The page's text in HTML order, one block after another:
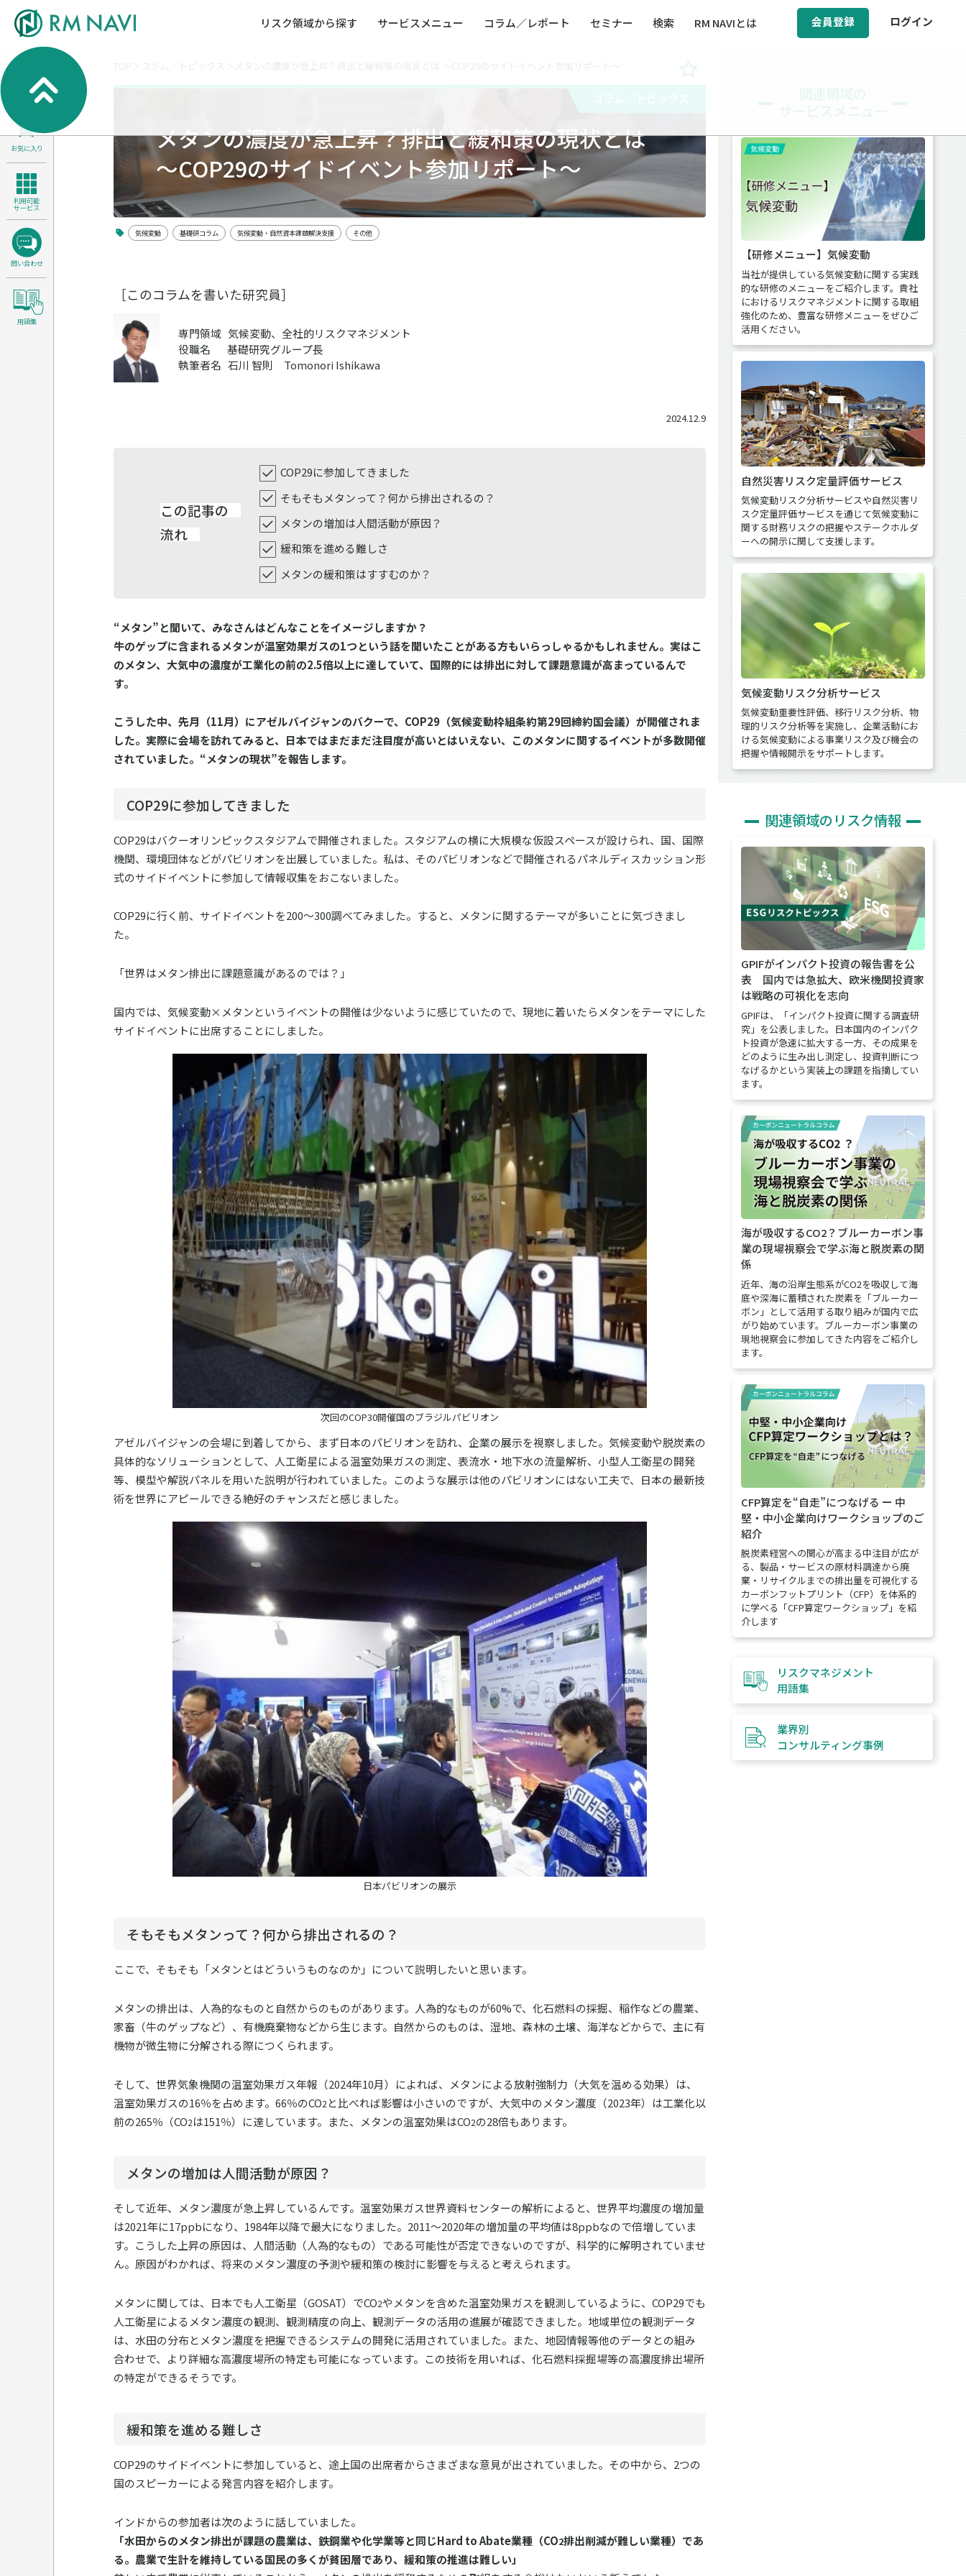
リスク領域から探す サービスメニュー コラム／レポート セミナー 検索 RM NAVIとは 会員登録 ログイン
BCP／BCM（事業継続マネジメント）
サステナビリティ経営支援
人権・人的資本課題解決支援
安全文化醸成／労働安全衛生
医療／介護／障害福祉／子ども・児童福祉等
全社的リスク管理（ERM）
危機管理
製品安全・食品安全
コンプライアンス・内部統制
検索
お気に入り
利用可能
サービス
問い合わせ
用語集
メタンの濃度が急上昇？排出と緩和策の現状とは
～COP29のサイドイベント参加リポート～
気候変動 基礎研コラム 気候変動・自然資本課題解決支援 その他
［このコラムを書いた研究員］
専門領域 気候変動、全社的リスクマネジメント
役職名
基礎研究グループ長
執筆者名 石川 智則 Tomonori Ishikawa
2024.12.9
この記事の
流れ
COP29に参加してきました
そもそもメタンって？何から排出されるの？
メタンの増加は人間活動が原因？
緩和策を進める難しさ
メタンの緩和策はすすむのか？
“メタン”と聞いて、みなさんはどんなことをイメージしますか？
牛のゲップに含まれるメタンが温室効果ガスの1つという話を聞いたことがある方もいらっしゃるかもしれません。実はこ
のメタン、大気中の濃度が工業化の前の2.5倍以上に達していて、国際的には排出に対して課題意識が高まっているんで
す。
こうした中、先月（11月）にアゼルバイジャンのバクーで、COP29（気候変動枠組条約第29回締約国会議）が開催されま
した。実際に会場を訪れてみると、日本ではまだまだ注目度が高いとはいえない、このメタンに関するイベントが多数開催
されていました。“メタンの現状”を報告します。
COP29に参加してきました
COP29はバクーオリンピックスタジアムで開催されました。スタジアムの横に大規模な仮設スペースが設けられ、国、国際
機関、環境団体などがパビリオンを出展していました。私は、そのパビリオンなどで開催されるパネルディスカッション形
式のサイドイベントに参加して情報収集をおこないました。
COP29に行く前、サイドイベントを200～300調べてみました。すると、メタンに関するテーマが多いことに気づきまし
た。
「世界はメタン排出に課題意識があるのでは？」
国内では、気候変動×メタンというイベントの開催は少ないように感じていたので、現地に着いたらメタンをテーマにした
サイドイベントに出席することにしました。
次回のCOP30開催国のブラジルパビリオン
アゼルバイジャンの会場に到着してから、まず日本のパビリオンを訪れ、企業の展示を視察しました。気候変動や脱炭素の
具体的なソリューションとして、人工衛星による温室効果ガスの測定、表流水・地下水の流量解析、小型人工衛星の開発
等、模型や解説パネルを用いた説明が行われていました。このような展示は他のパビリオンにはない工夫で、日本の最新技
術を世界にアピールできる絶好のチャンスだと感じました。
日本パビリオンの展示
そもそもメタンって？何から排出されるの？
ここで、そもそも「メタンとはどういうものなのか」について説明したいと思います。
メタンの排出は、人為的なものと自然からのものがあります。人為的なものが60%で、化石燃料の採掘、稲作などの農業、
家畜（牛のゲップなど）、有機廃棄物などから生じます。自然からのものは、湿地、森林の土壌、海洋などからで、主に有
機物が微生物に分解される際につくられます。
そして、世界気象機関の温室効果ガス年報（2024年10月）によれば、メタンによる放射強制力（大気を温める効果）は、
温室効果ガスの16％を占めます。66％のCO2と比べれば影響は小さいのですが、大気中のメタン濃度（2023年）は工業化以
前の265％（CO2は151％）に達しています。また、メタンの温室効果はCO2の28倍もあります。
メタンの増加は人間活動が原因？
そして近年、メタン濃度が急上昇しているんです。温室効果ガス世界資料センターの解析によると、世界平均濃度の増加量
は2021年に17ppbになり、1984年以降で最大になりました。2011～2020年の増加量の平均値は8ppbなので倍増していま
す。こうした上昇の原因は、人間活動（人為的なもの）である可能性が否定できないのですが、科学的に解明されていませ
ん。原因がわかれば、将来のメタン濃度の予測や緩和策の検討に影響を与えると考えられます。
メタンに関しては、日本でも人工衛星（GOSAT）でCO2やメタンを含めた温室効果ガスを観測しているように、COP29でも
人工衛星によるメタン濃度の観測、観測精度の向上、観測データの活用の進展が確認できました。地域単位の観測データ
は、水田の分布とメタン濃度を把握できるシステムの開発に活用されていました。また、地図情報等他のデータとの組み
合わせで、より詳細な高濃度場所の特定も可能になっています。この技術を用いれば、化石燃料採掘場等の高濃度排出場所
の特定ができるそうです。
緩和策を進める難しさ
COP29のサイドイベントに参加していると、途上国の出席者からさまざまな意見が出されていました。その中から、2つの
国のスピーカーによる発言内容を紹介します。
インドからの参加者は次のように話していました。
「水田からのメタン排出が課題の農業は、鉄鋼業や化学業等と同じHard to Abate業種（CO2排出削減が難しい業種）であ
る。農業で生計を維持している国民の多くが貧困層であり、緩和策の推進は難しい」
【研修メニュー】気候変動
当社が提供している気候変動に関する実践
的な研修のメニューをご紹介します。貴社
におけるリスクマネジメントに関する取組
強化のため、豊富な研修メニューをぜひご
活用ください。
自然災害リスク定量評価サービス
気候変動リスク分析サービスや自然災害リ
スク定量評価サービスを通じて気候変動に
関する財務リスクの把握やステークホルダ
ーへの開示に関して支援します。
気候変動リスク分析サービス
気候変動重要性評価、移行リスク分析、物
理的リスク分析等を実施し、企業活動にお
ける気候変動による事業リスク及び機会の
把握や情報開示をサポートします。
関連領域のリスク情報
GPIFがインパクト投資の報告書を公
表 国内では急拡大、欧米機関投資家
は戦略の可視化を志向
GPIFは、「インパクト投資に関する調査研
究」を公表しました。日本国内のインパク
ト投資が急速に拡大する一方、その成果を
どのように生み出し測定し、投資判断につ
なげるかという実装上の課題を指摘してい
ます。
海が吸収するCO2？ブルーカーボン事
業の現場視察会で学ぶ海と脱炭素の関
係
近年、海の沿岸生態系がCO2を吸収して海
底や深海に蓄積された炭素を「ブルーカー
ボン」として活用する取り組みが国内で広
がり始めています。ブルーカーボン事業の
現地視察会に参加してきた内容をご紹介し
ます。
CFP算定を“自走”につなげる ー 中
堅・中小企業向けワークショップのご
紹介
脱炭素経営への関心が高まる中注目が広が
る、製品・サービスの原材料調達から廃
棄・リサイクルまでの排出量を可視化する
カーボンフットプリント（CFP）を体系的
に学べる「CFP算定ワークショップ」を紹
介します
リスクマネジメント
用語集
業界別
コンサルティング事例